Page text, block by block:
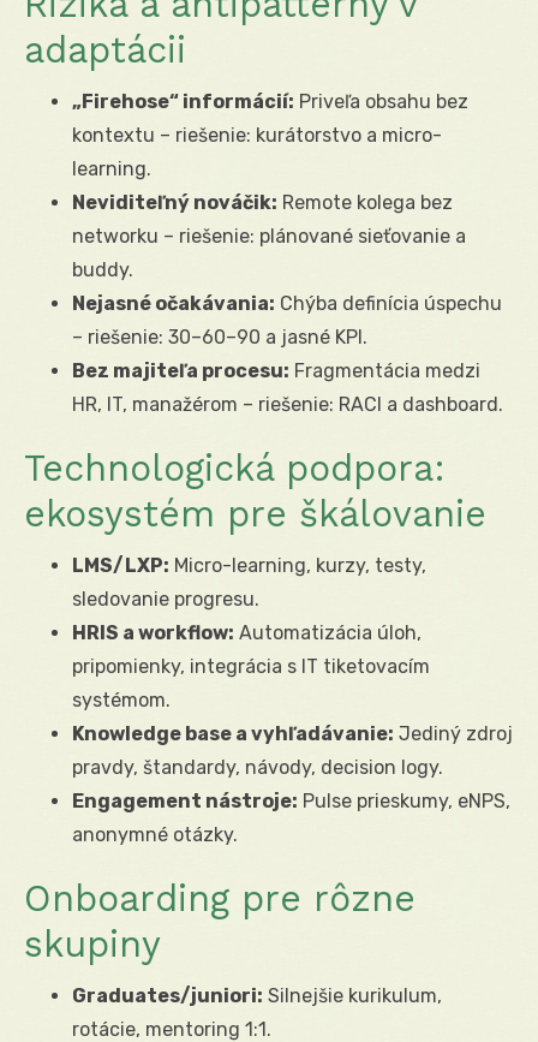
adaptácii
„Firehose“ informácií: Priveľa obsahu bez
kontextu – riešenie: kurátorstvo a micro-
learning.
Neviditeľný nováčik: Remote kolega bez
networku – riešenie: plánované sieťovanie a
buddy.
Nejasné očakávania: Chýba definícia úspechu
– riešenie: 30–60–90 a jasné KPI.
Bez majiteľa procesu: Fragmentácia medzi
HR, IT, manažérom – riešenie: RACI a dashboard.
Technologická podpora:
ekosystém pre škálovanie
LMS/LXP: Micro-learning, kurzy, testy,
sledovanie progresu.
HRIS a workflow: Automatizácia úloh,
pripomienky, integrácia s IT tiketovacím
systémom.
Knowledge base a vyhľadávanie: Jediný zdroj
pravdy, štandardy, návody, decision logy.
Engagement nástroje: Pulse prieskumy, eNPS,
anonymné otázky.
Onboarding pre rôzne
skupiny
Graduates/juniori: Silnejšie kurikulum,
rotácie, mentoring 1:1.